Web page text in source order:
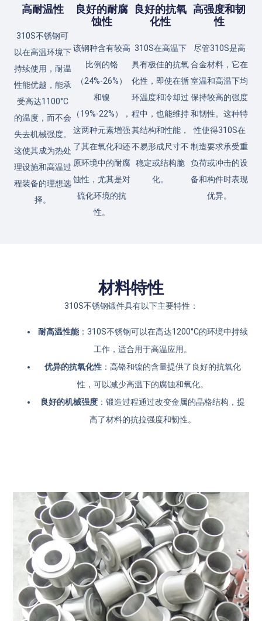
高耐温性
310S不锈钢可
以在高温环境下
持续使用，耐温
性能优越，能承
受高达1100°C
的温度，而不会
失去机械强度。
这使其成为热处
理设施和高温过
程装备的理想选
择。
良好的耐腐
蚀性
该钢种含有较高
比例的铬
（24%-26%）
和镍
（19%-22%），
这两种元素增强
了其在氧化和还
原环境中的耐腐
蚀性，尤其是对
硫化环境的抗
性。
良好的抗氧
化性
310S在高温下
具有极佳的抗氧
化性，即使在循
环温度和冷却过
程中，也能维持
其结构和性能，
不易形成尺寸不
稳定或结构脆
化。
高强度和韧
性
尽管310S是高
合金材料，它在
室温和高温下均
保持较高的强度
和韧性。这种特
性使得310S在
制造要求承受重
负荷或冲击的设
备和构件时表现
优异。
材料特性
310S不锈钢锻件具有以下主要特性：
耐高温性能：310S不锈钢可以在高达1200°C的环境中持续
工作，适合用于高温应用。
优异的抗氧化性 ：高铬和镍的含量提供了良好的抗氧化
性，可以减少高温下的腐蚀和氧化。
良好的机械强度 ：锻造过程通过改变金属的晶格结构，提
高了材料的抗拉强度和韧性。